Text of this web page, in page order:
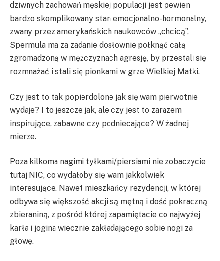
dziwnych zachowań męskiej populacji jest pewien
bardzo skomplikowany stan emocjonalno-hormonalny,
zwany przez amerykańskich naukowców „chcicą”,
Spermula ma za zadanie dosłownie połknąć całą
zgromadzoną w mężczyznach agresję, by przestali się
rozmnażać i stali się pionkami w grze Wielkiej Matki.
Czy jest to tak popierdolone jak się wam pierwotnie
wydaje? I to jeszcze jak, ale czy jest to zarazem
inspirujące, zabawne czy podniecające? W żadnej
mierze.
Poza kilkoma nagimi tyłkami/piersiami nie zobaczycie
tutaj NIC, co wydałoby się wam jakkolwiek
interesujące. Nawet mieszkańcy rezydencji, w której
odbywa się większość akcji są mętną i dość pokraczną
zbieraniną, z pośród której zapamiętacie co najwyżej
karła i jogina wiecznie zakładającego sobie nogi za
głowę.